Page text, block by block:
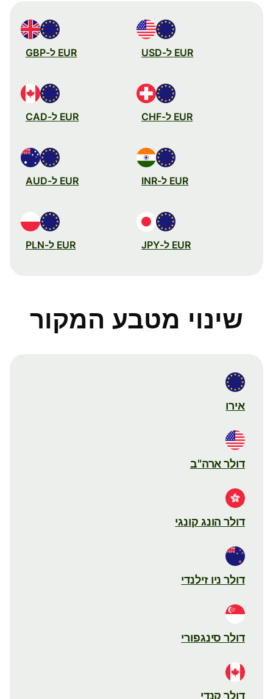
EUR ל-USD EUR ל-GBP
EUR ל-CHF EUR ל-CAD
EUR ל-INR EUR ל-AUD
EUR ל-JPY EUR ל-PLN
שינוי מטבע המקור
אירו
דולר ארה"ב
דולר הונג קונגי
דולר ניו זילנדי
דולר סינגפורי
דולר קנדי